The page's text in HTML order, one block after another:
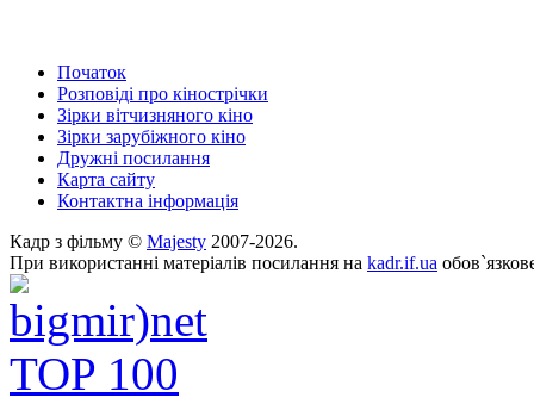
Початок
Розповіді про кінострічки
Зірки вітчизняного кіно
Зірки зарубіжного кіно
Дружні посилання
Карта сайту
Контактна інформація
Кадр з фільму © Majesty 2007-2026.
При використанні матеріалів посилання на kadr.if.ua